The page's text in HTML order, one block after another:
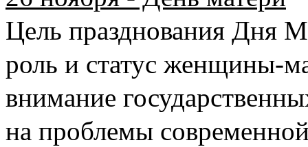
Цель празднования Дня
роль и статус женщины-
внимание
на проблемы